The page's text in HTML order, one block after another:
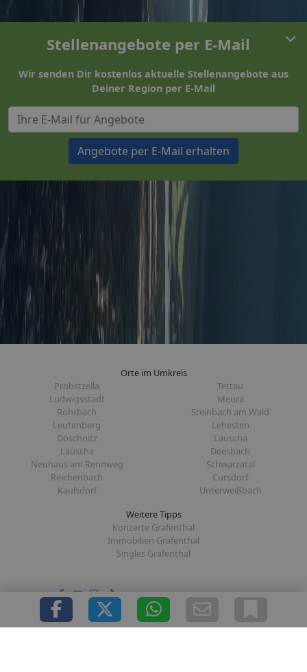
Stellenangebote per E-Mail
Wir senden Dir kostenlos aktuelle Stellenangebote aus
Deiner Region per E-Mail
Angebote per E-Mail erhalten
Orte im Umkreis
Probstzella
Tettau
Ludwigsstadt
Meura
Rohrbach
Steinbach am Wald
Leutenberg
Lehesten
Döschnitz
Lauscha
Lauscha
Deesbach
Neuhaus am Rennweg
Schwarzatal
Reichenbach
Cursdorf
Kaulsdorf
Unterweißbach
Weitere Tipps
Konzerte Gräfenthal
Immobilien Gräfenthal
Singles Gräfenthal